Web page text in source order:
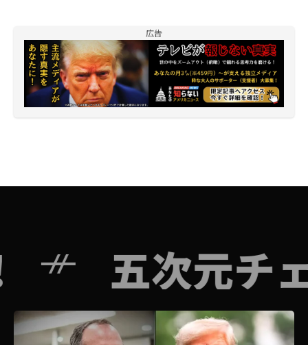
広告
五次元チェス